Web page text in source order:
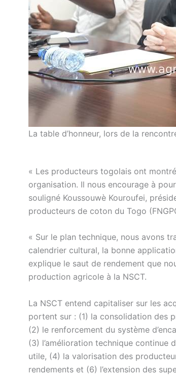
La table d’honneur, lors de la
« Les producteurs togolais ont
organisation. Il nous encourage à
souligné Koussouwè Kouroufei,
producteurs de coton du Togo
« Sur le plan technique, nous avons
calendrier cultural, la bonne
explique le saut de rendement que
production agricole à la NSCT.
La NSCT entend capitaliser sur les
portent sur : (1) la consolidation des
(2) le renforcement du système
(3) l’amélioration technique
utile, (4) la valorisation des
rendements et (6) l’extension des